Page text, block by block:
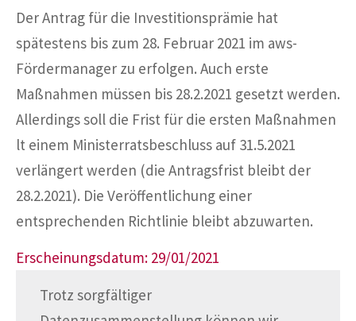
Der Antrag für die Investitionsprämie hat
spätestens bis zum 28. Februar 2021 im aws-
Fördermanager zu erfolgen. Auch erste
Maßnahmen müssen bis 28.2.2021 gesetzt werden.
Allerdings soll die Frist für die ersten Maßnahmen
lt einem Ministerratsbeschluss auf 31.5.2021
verlängert werden (die Antragsfrist bleibt der
28.2.2021). Die Veröffentlichung einer
entsprechenden Richtlinie bleibt abzuwarten.
Erscheinungsdatum: 29/01/2021
Trotz sorgfältiger